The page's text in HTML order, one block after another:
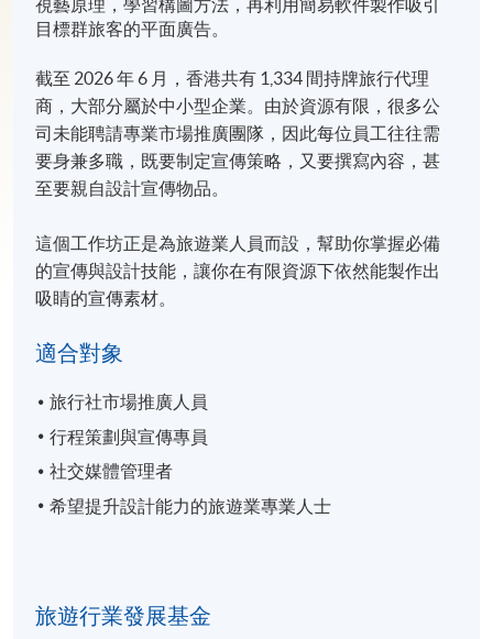
視藝原理，學習構圖方法，再利用簡易軟件製作吸引
目標群旅客的平面廣告。
截至 2026 年 6 月，香港共有 1,334 間持牌旅行代理
商，大部分屬於中小型企業。由於資源有限，很多公
司未能聘請專業市場推廣團隊，因此每位員工往往需
要身兼多職，既要制定宣傳策略，又要撰寫內容，甚
至要親自設計宣傳物品。
這個工作坊正是為旅遊業人員而設，幫助你掌握必備
的宣傳與設計技能，讓你在有限資源下依然能製作出
吸睛的宣傳素材。
適合對象
旅行社市場推廣人員
行程策劃與宣傳專員
社交媒體管理者
希望提升設計能力的旅遊業專業人士
旅遊行業發展基金